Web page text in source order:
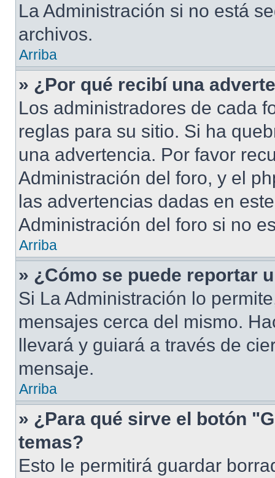
La Administración si no está
archivos.
Arriba
» ¿Por qué recibí una
Los administradores de cada
reglas para su sitio. Si ha
una advertencia. Por favor
Administración del foro, y el
las advertencias dadas en
Administración del foro si no
Arriba
» ¿Cómo se puede reportar
Si La Administración lo
mensajes cerca del mismo.
llevará y guiará a través de
mensaje.
Arriba
» ¿Para qué sirve el botón
temas?
Esto le permitirá guardar